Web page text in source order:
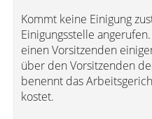
Kommt keine Einigung
Einigungsstelle
einen Vorsitzenden
über den Vorsitzenden
benennt das
kostet.